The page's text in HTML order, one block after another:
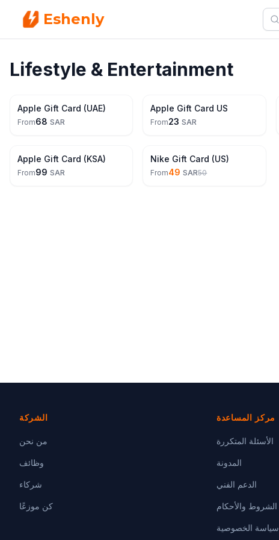
Eshenly
Lifestyle & Entertainment
Apple Gift Card (UAE)
From68 SAR
Apple Gift Card US
From23 SAR
Apple Gift Card (KSA)
From99 SAR
3% Off
Nike Gift Card (US)
From49 SAR50
الشركة
من نحن
وظائف
شركاء
كن موزعًا
مركز المساعدة
الأسئلة المتكررة
المدونة
الدعم الفني
الشروط والأحكام
سياسة الخصوصية